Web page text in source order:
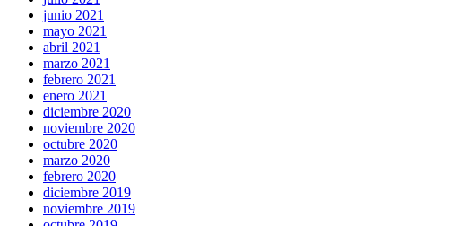
junio 2021
mayo 2021
abril 2021
marzo 2021
febrero 2021
enero 2021
diciembre 2020
noviembre 2020
octubre 2020
marzo 2020
febrero 2020
diciembre 2019
noviembre 2019